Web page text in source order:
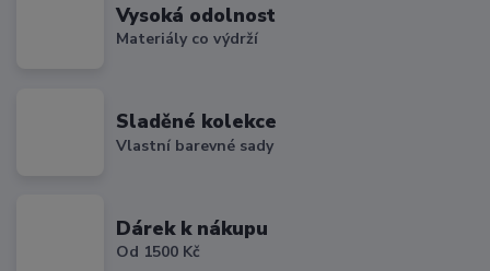
Vysoká odolnost
Materiály co výdrží
Sladěné kolekce
Vlastní barevné sady
Dárek k nákupu
Od 1500 Kč